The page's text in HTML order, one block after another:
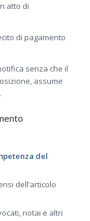
atto di
di pagamento
senza che il
assume
del
dell’articolo
notai e altri